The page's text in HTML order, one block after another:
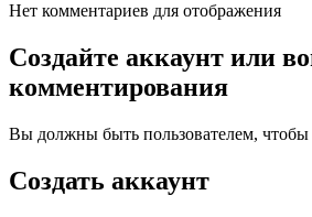
Нет комментариев для отображения
Создайте аккаунт или
комментирования
Вы должны быть пользователем, чтобы
Создать аккаунт